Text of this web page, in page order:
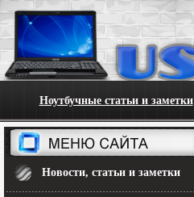
Ноутбучные статьи и заметки
Новости, статьи и заметки